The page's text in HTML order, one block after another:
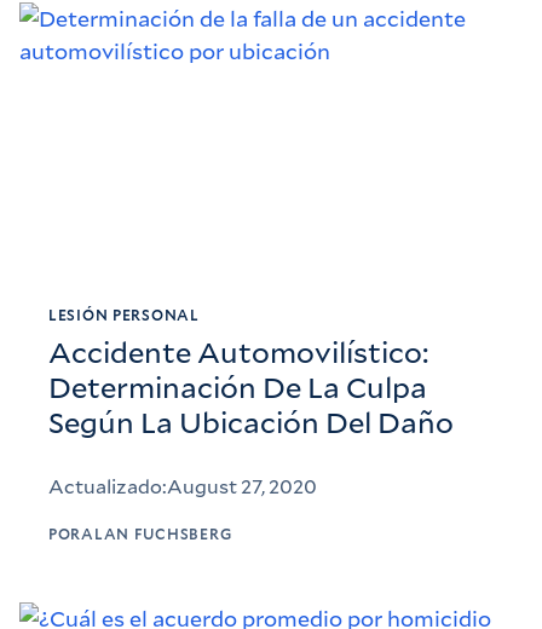
LESIÓN PERSONAL
Accidente Automovilístico:
Determinación De La Culpa
Según La Ubicación Del Daño
Actualizado:August 27, 2020
PORALAN FUCHSBERG